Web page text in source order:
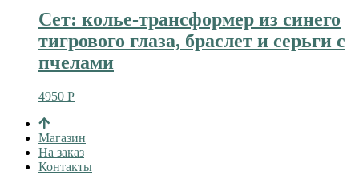
Сет: колье-трансформер из синего
тигрового глаза, браслет и серьги с
пчелами
4950 Р
Магазин
На заказ
Контакты